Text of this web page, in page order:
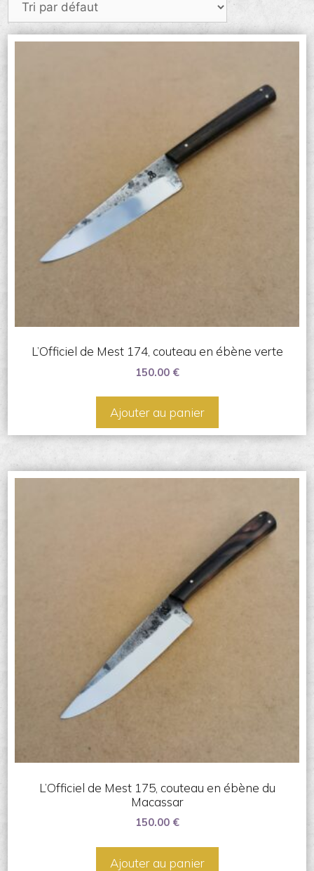
L’Officiel de Mest 174, couteau en ébène verte
150.00 €
Ajouter au panier
L’Officiel de Mest 175, couteau en ébène du
Macassar
150.00 €
Ajouter au panier